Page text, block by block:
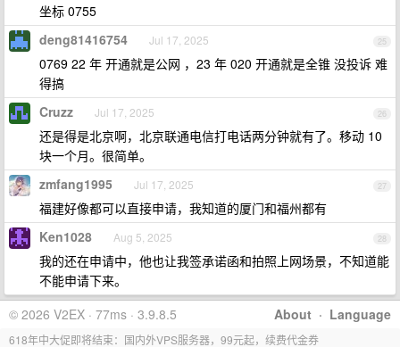
坐标 0755
25
deng81416754 Jul 17, 2025
0769 22 年 开通就是公网 ，23 年 020 开通就是全锥 没投诉 难
得搞
26
Cruzz Jul 17, 2025
还是得是北京啊，北京联通电信打电话两分钟就有了。移动 10
块一个月。很简单。
27
zmfang1995 Jul 17, 2025
福建好像都可以直接申请，我知道的厦门和福州都有
28
Ken1028 Aug 5, 2025
我的还在申请中，他也让我签承诺函和拍照上网场景，不知道能
不能申请下来。
About · Language
© 2026 V2EX · 77ms · 3.9.8.5
618年中大促即将结束：国内外VPS服务器，99元起，续费代金券